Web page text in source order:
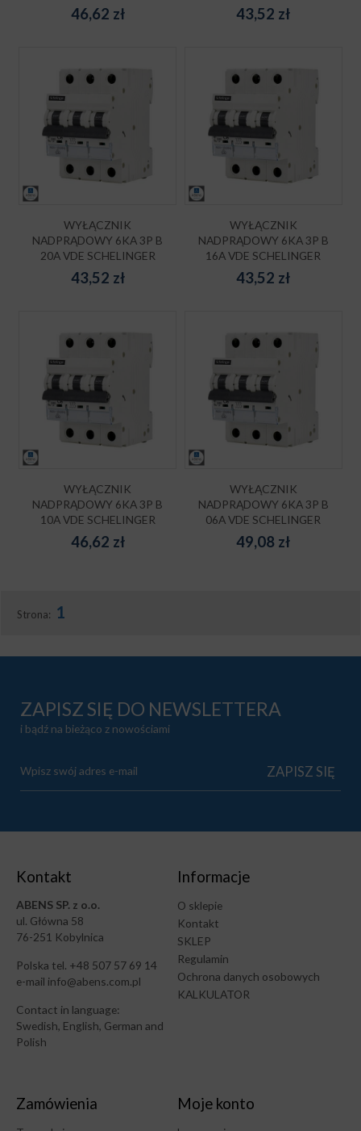
46,62 zł 43,52 zł
WYŁĄCZNIK
NADPRĄDOWY 6KA 3P B
20A VDE SCHELINGER
43,52 zł
WYŁĄCZNIK
NADPRĄDOWY 6KA 3P B
16A VDE SCHELINGER
43,52 zł
WYŁĄCZNIK
NADPRĄDOWY 6KA 3P B
10A VDE SCHELINGER
46,62 zł
WYŁĄCZNIK
NADPRĄDOWY 6KA 3P B
06A VDE SCHELINGER
49,08 zł
Strona: 1
ZAPISZ SIĘ DO NEWSLETTERA
i bądź na bieżąco z nowościami
Kontakt
ABENS SP. z o.o.
ul. Główna 58
76-251 Kobylnica
Polska tel. +48 507 57 69 14
e-mail info@abens.com.pl
Contact in language:
Swedish, English, German and
Polish
Informacje
O sklepie
Kontakt
SKLEP
Regulamin
Ochrona danych osobowych
KALKULATOR
Zamówienia Moje konto